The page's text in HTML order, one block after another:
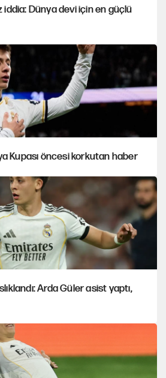
Dünya devi için en güçlü
Kupası öncesi korkutan haber
Arda Güler asist yaptı,